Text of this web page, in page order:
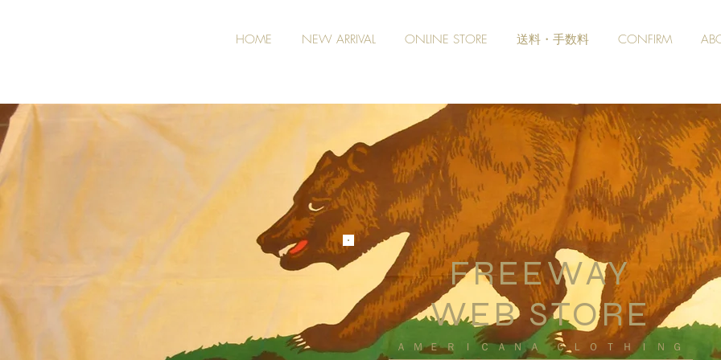
HOME NEW ARRIVAL ONLINE STORE 送料・手数料 CONFIRM
FREEWAY
WEB STORE
​ＡＭＥＲＩＣＡＮＡ ＣＬＯＴＨＩＮＧ